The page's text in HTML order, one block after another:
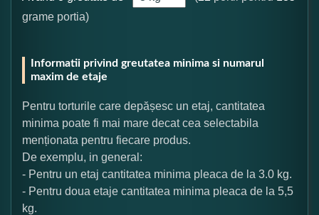
grame portia)
Informatii privind greutatea minima si numarul
maxim de etaje
Pentru torturile care depășesc un etaj, cantitatea
minima poate fi mai mare decat cea selectabila
menționata pentru fiecare produs.
De exemplu, in general:
- Pentru un etaj cantitatea minima pleaca de la 3.0 kg.
- Pentru doua etaje cantitatea minima pleaca de la 5,5
kg.